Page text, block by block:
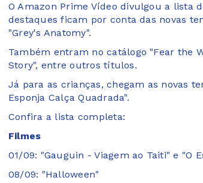
O Amazon Prime Vídeo divulgou a lista
destaques ficam por conta das novas
"Grey's Anatomy".
Também entram no catálogo "Fear the
Story", entre outros títulos.
Já para as crianças, chegam as novas
Esponja Calça Quadrada".
Confira a lista completa:
Filmes
01/09: "Gauguin - Viagem ao Taiti" e "O
08/09: "Halloween"